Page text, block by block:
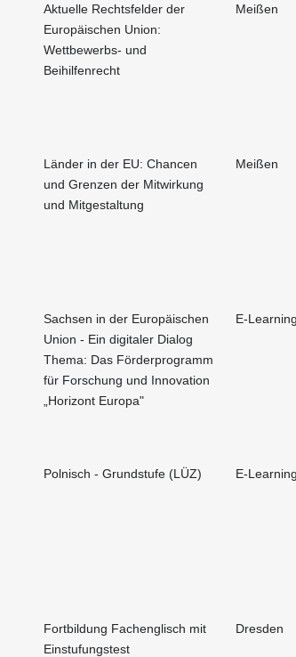
Aktuelle Rechtsfelder der
Europäischen Union:
Wettbewerbs- und
Beihilfenrecht
Meißen
Länder in der EU: Chancen
und Grenzen der Mitwirkung
und Mitgestaltung
Meißen
Sachsen in der Europäischen
Union - Ein digitaler Dialog
Thema: Das Förderprogramm
für Forschung und Innovation
„Horizont Europa"
E-Learning
Polnisch - Grundstufe (LÜZ) E-Learning
Fortbildung Fachenglisch mit
Einstufungstest
Dresden